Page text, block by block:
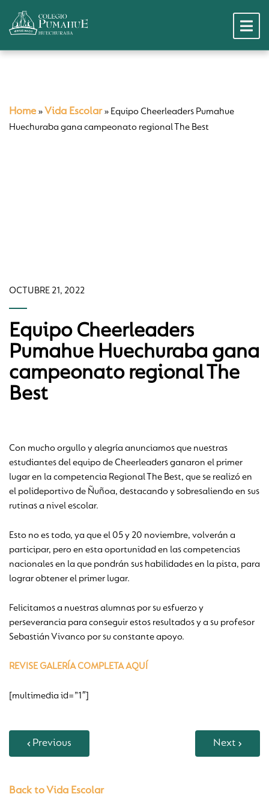
Home » Vida Escolar» Equipo Cheerleaders Pumahue
Huechuraba gana campeonato regional The Best
OCTUBRE 21, 2022
Equipo Cheerleaders
Pumahue Huechuraba gana
campeonato regional The
Best
Con mucho orgullo y alegría anunciamos que nuestras
estudiantes del equipo de Cheerleaders ganaron el primer
lugar en la competencia Regional The Best, que se realizó en
el polideportivo de Ñuñoa, destacando y sobresaliendo en sus
rutinas a nivel escolar.
Esto no es todo, ya que el 05 y 20 noviembre, volverán a
participar, pero en esta oportunidad en las competencias
nacionales en la que pondrán sus habilidades en la pista, para
lograr obtener el primer lugar.
Felicitamos a nuestras alumnas por su esfuerzo y
perseverancia para conseguir estos resultados y a su profesor
Sebastián Vivanco por su constante apoyo.
REVISE GALERÍA COMPLETA AQUÍ
[multimedia id=”1″]
Previous Next
Back to Vida Escolar